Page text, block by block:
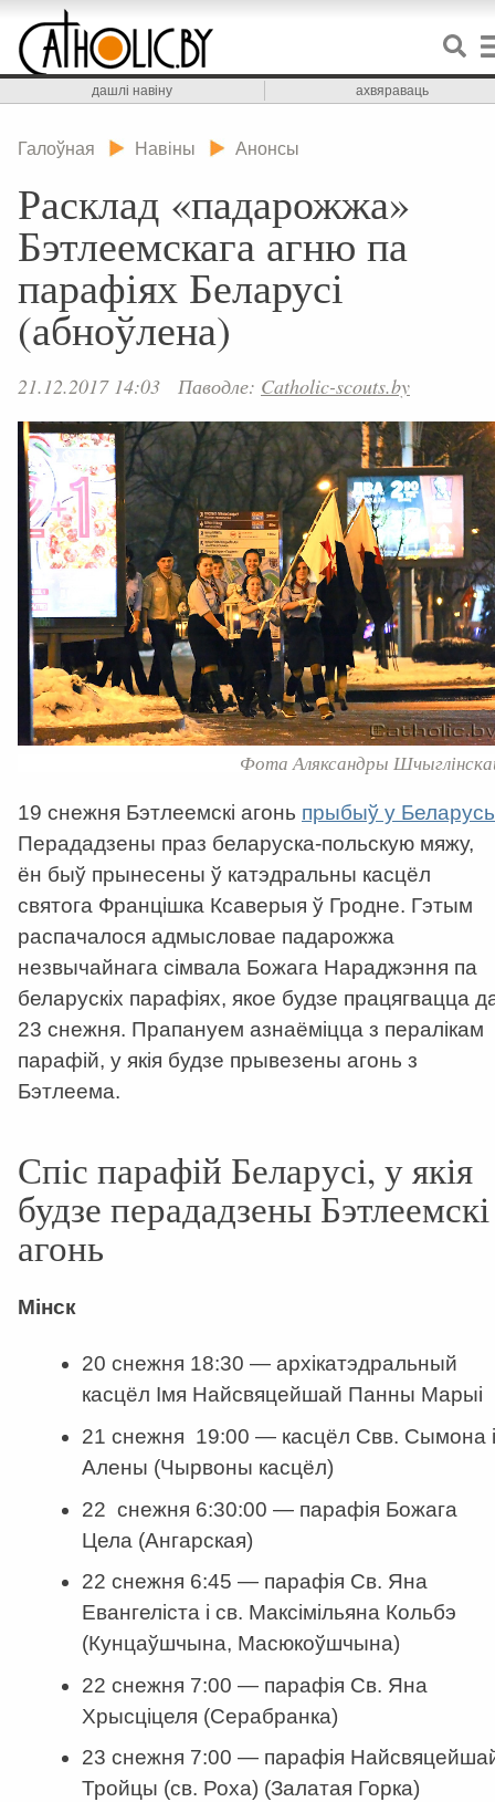
дашлі навіну ахвяраваць
Галоўная Навіны Анонсы
Расклад «падарожжа»
Бэтлеемскага агню па
парафіях Беларусі
(абноўлена)
21.12.2017 14:03 Паводле: Catholic-scouts.by
Фота Аляксандры
19 снежня Бэтлеемскі агонь прыбыў у Беларусь
Перададзены праз беларуска-польскую мяжу,
ён быў прынесены ў катэдральны касцёл
святога Францішка Ксаверыя ў Гродне. Гэтым
распачалося адмысловае падарожжа
незвычайнага сімвала Божага Нараджэння па
беларускіх парафіях, якое будзе працягвацца
23 снежня. Прапануем азнаёміцца з пералікам
парафій, у якія будзе прывезены агонь з
Бэтлеема.
Спіс парафій Беларусі, у якія
будзе перададзены Бэтлеемскі
агонь
Мінск
20 снежня 18:30 — архікатэдральный
касцёл Імя Найсвяцейшай Панны Марыі
21 снежня 19:00 — касцёл Свв. Сымона і
Алены (Чырвоны касцёл)
22 снежня 6:30:00 — парафія Божага
Цела (Ангарская)
22 снежня 6:45 — парафія Св. Яна
Евангеліста і св. Максімільяна Кольбэ
(Кунцаўшчына, Масюкоўшчына)
22 снежня 7:00 — парафія Св. Яна
Хрысціцеля (Серабранка)
23 снежня 7:00 — парафія
Тройцы (св. Роха) (Залатая Горка)